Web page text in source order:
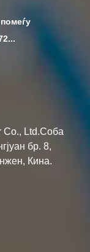
Co., Ltd.Соба
бр. 8,
Кина.